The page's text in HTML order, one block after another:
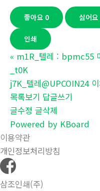
좋아요 0 싫어요
인쇄
« m1R_텔레 : bpmc55
_t0K
j7K_텔레@UPCOIN24
목록보기 답글쓰기
글수정 글삭제
Powered by KBoard
이용약관
개인정보처리방침
삼조인쇄(주)